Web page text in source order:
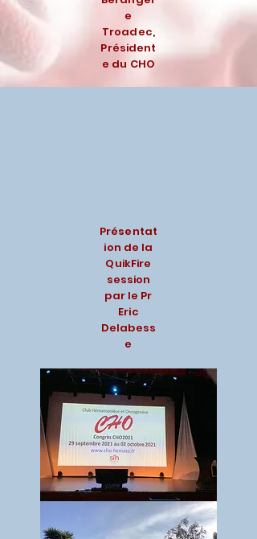
e
Troadec,
Président
e du CHO
Présentat
ion de la
QuikFire
session
par le Pr
Eric
Delabess
e